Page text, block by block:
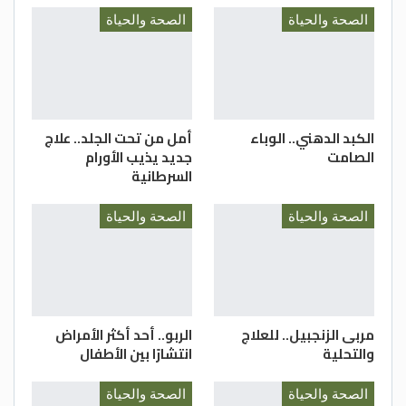
الصحة والحياة
الكبد الدهني.. الوباء
الصامت
الصحة والحياة
أمل من تحت الجلد.. علاج
جديد يذيب الأورام
السرطانية
الصحة والحياة
مربى الزنجبيل.. للعلاج
والتحلية
الصحة والحياة
الربو.. أحد أكثر الأمراض
انتشارًا بين الأطفال
الصحة والحياة الصحة والحياة